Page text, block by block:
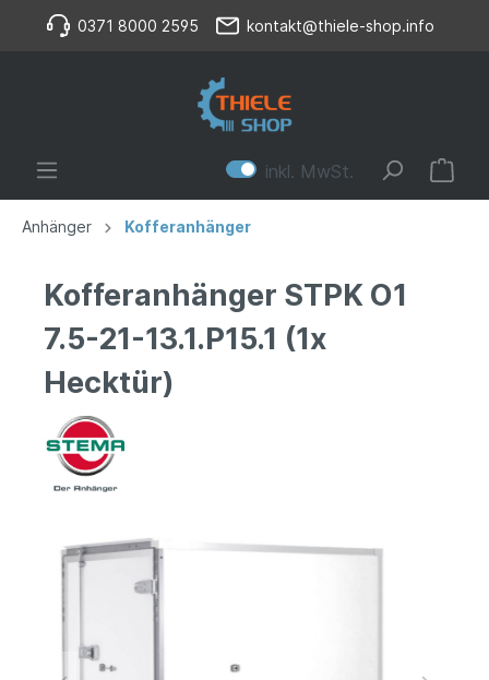
0371 8000 2595 kontakt@thiele-shop.info
inkl. MwSt.
Anhänger Kofferanhänger
Kofferanhänger STPK O1
7.5-21-13.1.P15.1 (1x
Hecktür)